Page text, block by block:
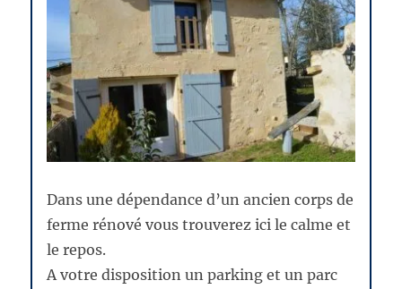
Dans une dépendance d’un ancien corps de
ferme rénové vous trouverez ici le calme et
le repos.
A votre disposition un parking et un parc